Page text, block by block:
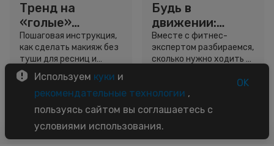
Тренд на
«голые»
ресницы: как
выглядеть
свежо, не
используя тушь
Пошаговая инструкция,
как сделать макияж без
туши для ресниц и
звёздный образ для
вдохновения.
3 минуты
Будь в
движении:
сколько нужно
шагов для
красоты и
Вместе с фитнес-
экспертом разбираемся,
сколько нужно ходить и
5 минут
Используем куки и
рекомендательные технологии ,
пользуясь сайтом вы соглашаетесь с
условиями использования.
OK